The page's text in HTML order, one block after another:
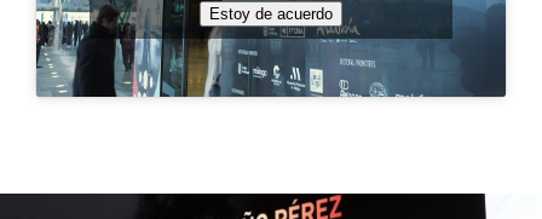
Estoy de acuerdo